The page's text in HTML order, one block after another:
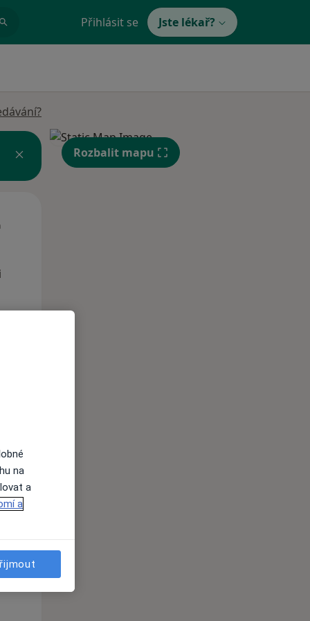
Přihlásit se Jste lékař?
Rozbalit mapu
na
a
a